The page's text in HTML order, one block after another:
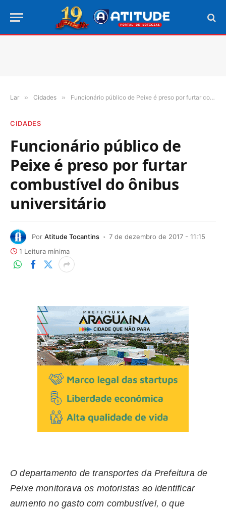
Lar » Cidades » Funcionário público de Peixe é preso por furtar combustível do ônibus universitário
CIDADES
Funcionário público de
Peixe é preso por furtar
combustível do ônibus
universitário
Por Atitude Tocantins
7 de dezembro de 2017 - 11:15
1 Leitura mínima
O departamento de transportes da Prefeitura de
Peixe monitorava os motoristas ao identificar
aumento no gasto com combustível, o que